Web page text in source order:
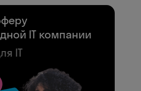
IT компании
IT